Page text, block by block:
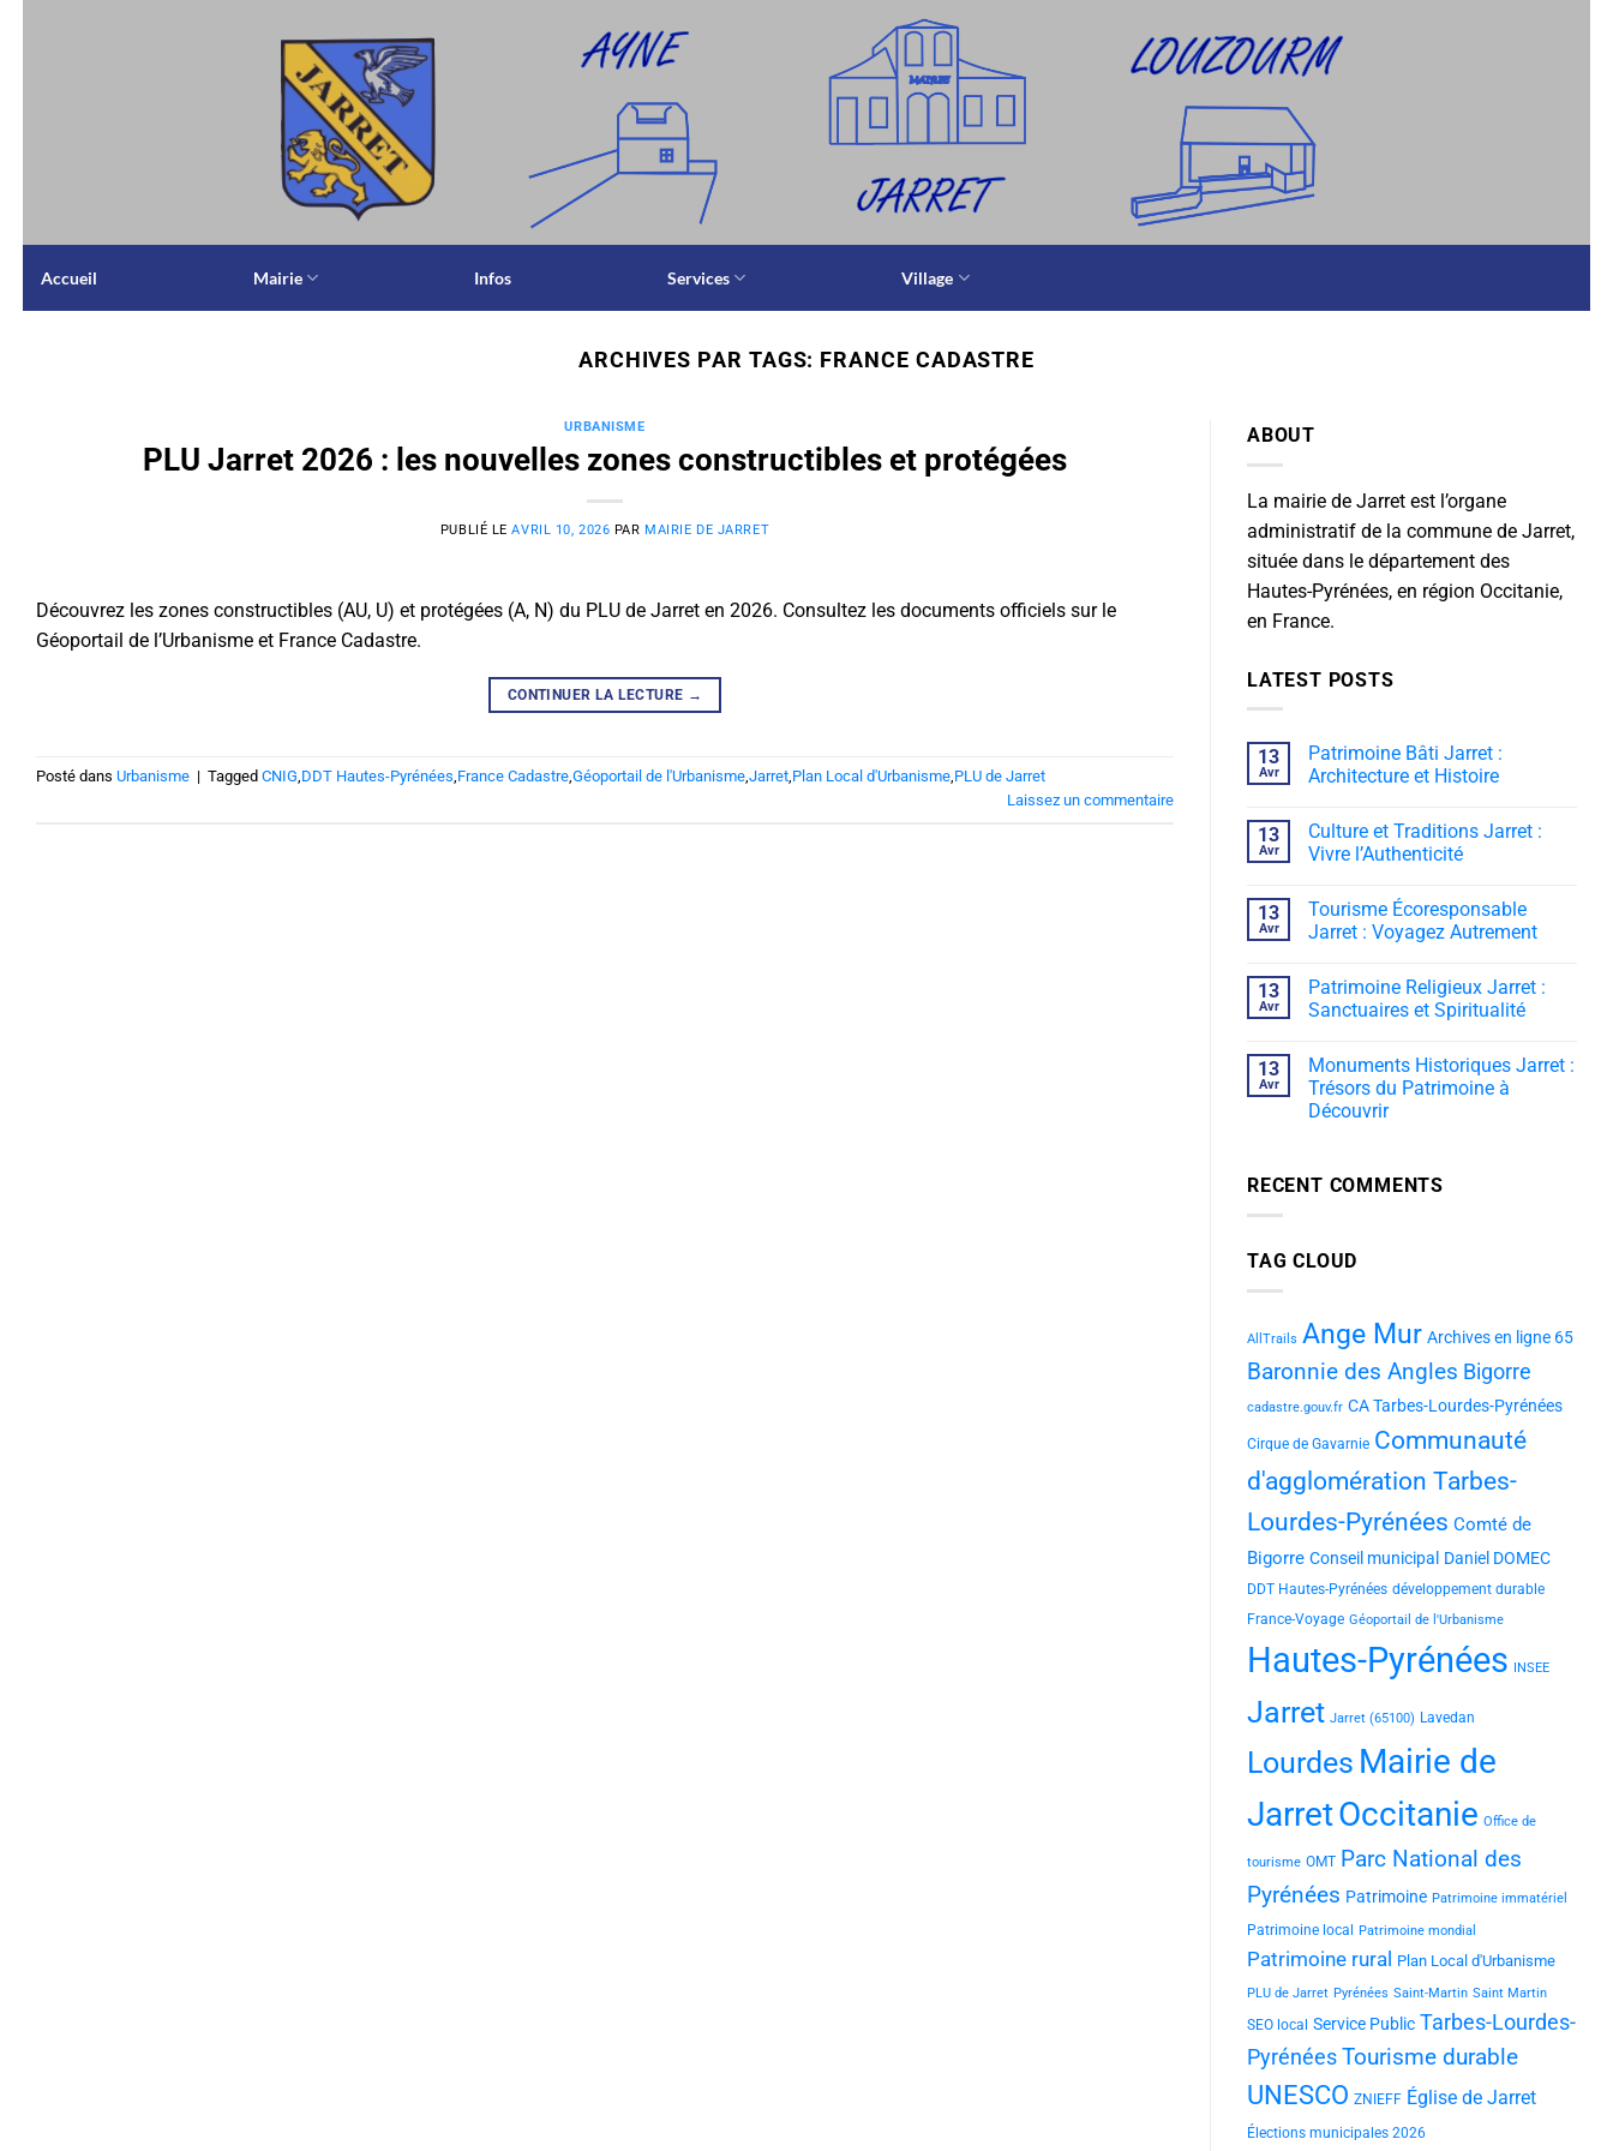
Accueil Mairie Infos Services Village
ARCHIVES PAR TAGS: FRANCE CADASTRE
URBANISME
PLU Jarret 2026 : les nouvelles zones constructibles et protégées
PUBLIÉ LEAVRIL 10, 2026 PARMAIRIE DE JARRET
Découvrez les zones constructibles (AU, U) et protégées (A, N) du PLU de Jarret en 2026. Consultez les documents officiels sur le
Géoportail de l’Urbanisme et France Cadastre.
CONTINUER LA LECTURE →
Posté dans Urbanisme | Tagged CNIG,DDT Hautes-Pyrénées,France Cadastre,Géoportail de l'Urbanisme,Jarret,Plan Local d'Urbanisme,PLU de Jarret
Laissez un commentaire
ABOUT
La mairie de Jarret est l’organe
administratif de la commune de Jarret,
située dans le département des
Hautes-Pyrénées, en région Occitanie,
en France.
LATEST POSTS
13
Avr
Patrimoine Bâti Jarret :
Architecture et Histoire
13
Avr
Culture et Traditions Jarret :
Vivre l’Authenticité
13
Avr
Tourisme Écoresponsable
Jarret : Voyagez Autrement
13
Avr
Patrimoine Religieux Jarret :
Sanctuaires et Spiritualité
13
Avr
Monuments Historiques Jarret :
Trésors du Patrimoine à
Découvrir
RECENT COMMENTS
TAG CLOUD
AllTrails Ange Mur Archives en ligne 65
Baronnie des Angles Bigorre
cadastre.gouv.fr CA Tarbes-Lourdes-Pyrénées
Cirque de Gavarnie Communauté
d'agglomération Tarbes-
Lourdes-Pyrénées Comté de
Bigorre Conseil municipal Daniel DOMEC
DDT Hautes-Pyrénées développement durable
France-Voyage Géoportail de l'Urbanisme
Hautes-Pyrénées INSEE
Jarret Jarret (65100) Lavedan
Lourdes Mairie de
JarretOccitanie Office de
tourisme OMT Parc National des
Pyrénées Patrimoine Patrimoine immatériel
Patrimoine local Patrimoine mondial
Patrimoine rural Plan Local d'Urbanisme
PLU de Jarret Pyrénées Saint-Martin Saint Martin
SEO local Service Public Tarbes-Lourdes-
Pyrénées Tourisme durable
UNESCO ZNIEFF Église de Jarret
Élections municipales 2026